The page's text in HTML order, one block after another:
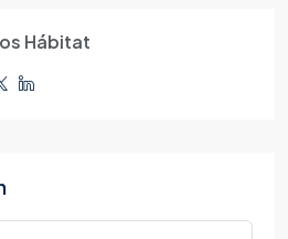
Hábitat